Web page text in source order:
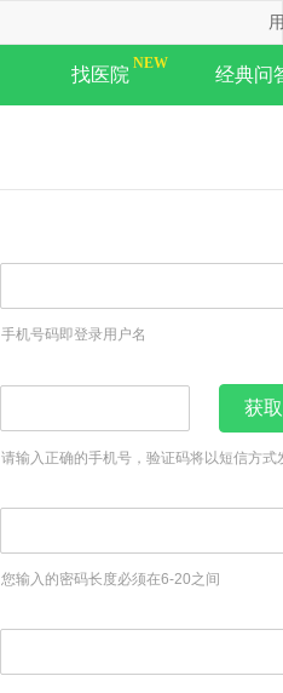
找医院 经典问
手机号码即登录用户名
获
请输入正确的手机号，验证码将以短信方式
您输入的密码长度必须在6-20之间